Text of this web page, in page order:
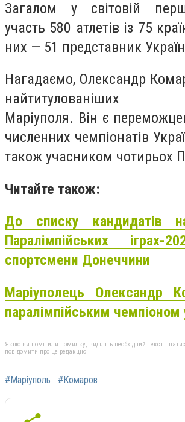
Загалом у світовій
участь 580 атлетів із 75
них — 51 представник
Нагадаємо, Олександр
найтитулованіших
Маріуполя. Він є
численних чемпіонатів
також учасником чотирьох
Читайте також:
До списку кандидатів
Паралімпійських іграх-
спортсмени Донеччини
Маріуполець Олександр
паралімпійським чемпіоном
Якщо ви помітили помилку, виділіть необхідний текст і
повідомити про це редакцію
#Маріуполь #Комаров